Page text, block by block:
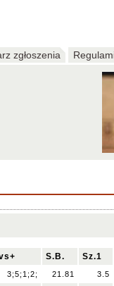
zgłoszenia
S.B. Sz.1
3;5;1;2; 21.81 3.5